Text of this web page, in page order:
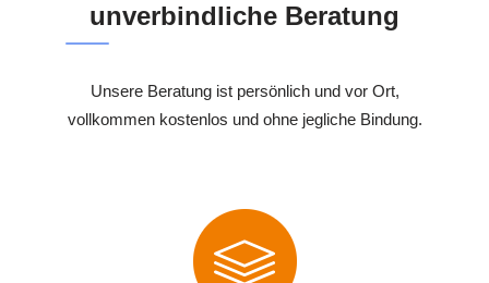
unverbindliche Beratung
Unsere Beratung ist persönlich und vor Ort,
vollkommen kostenlos und ohne jegliche Bindung.